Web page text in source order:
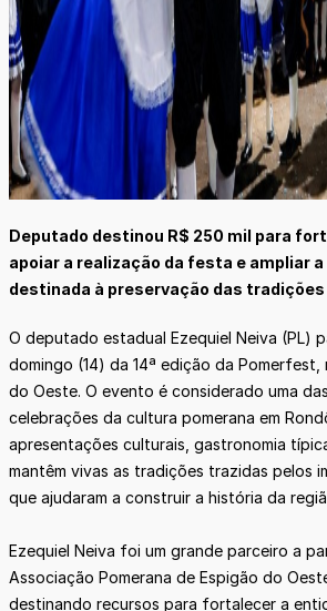
Deputado destinou R$ 250 mil para
apoiar a realização da festa e ampliar
destinada à preservação das
O deputado estadual Ezequiel Neiva (PL)
domingo (14) da 14ª edição da Pomerfest,
do Oeste. O evento é considerado uma
celebrações da cultura pomerana em
apresentações culturais, gastronomia
mantêm vivas as tradições trazidas pelos
que ajudaram a construir a história da
Ezequiel Neiva foi um grande parceiro a
Associação Pomerana de Espigão do
destinando recursos para fortalecer a